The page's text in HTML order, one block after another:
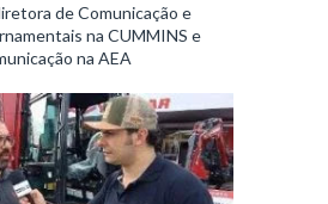
de Comunicação e
na CUMMINS e
na AEA